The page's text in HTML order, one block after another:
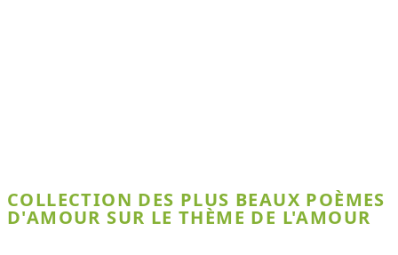
COLLECTION DES PLUS BEAUX POÈMES
D'AMOUR SUR LE THÈME DE L'AMOUR